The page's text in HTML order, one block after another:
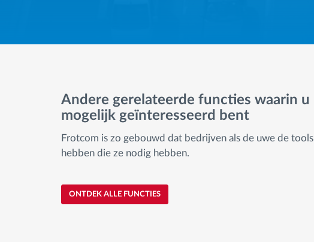
Andere gerelateerde functies waarin u
mogelijk geïnteresseerd bent
Frotcom is zo gebouwd dat bedrijven als de uwe de tools
hebben die ze nodig hebben.
ONTDEK ALLE FUNCTIES